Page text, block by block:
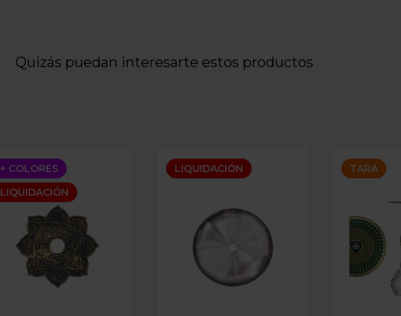
Quizás puedan interesarte estos productos
+ COLORES
LIQUIDACIÓN
LIQUIDACIÓN TARA